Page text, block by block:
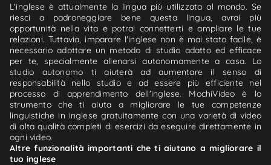
L'inglese è attualmente la lingua più utilizzata al mondo. Se
riesci a padroneggiare bene questa lingua, avrai più
opportunità nella vita e potrai connetterti e ampliare le tue
relazioni. Tuttavia, imparare l'inglese non è mai stato facile, è
necessario adottare un metodo di studio adatto ed efficace
per te, specialmente allenarsi autonomamente a casa. Lo
studio autonomo ti aiuterà ad aumentare il senso di
responsabilità nello studio e ad essere più efficiente nel
processo di apprendimento dell'inglese. MochiVideo è lo
strumento che ti aiuta a migliorare le tue competenze
linguistiche in inglese gratuitamente con una varietà di video
di alta qualità completi di esercizi da eseguire direttamente in
ogni video.
Altre funzionalità importanti che ti aiutano a migliorare il
tuo inglese